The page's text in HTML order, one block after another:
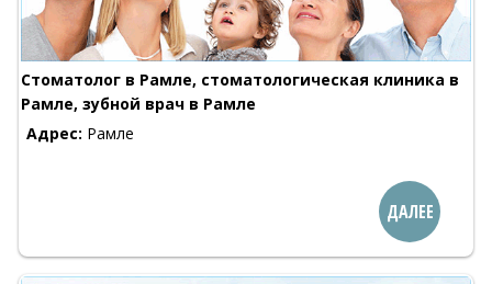
Стоматолог в Рамле, стоматологическая клиника в
Рамле, зубной врач в Рамле
Адрес: Рамле
ДАЛЕЕ